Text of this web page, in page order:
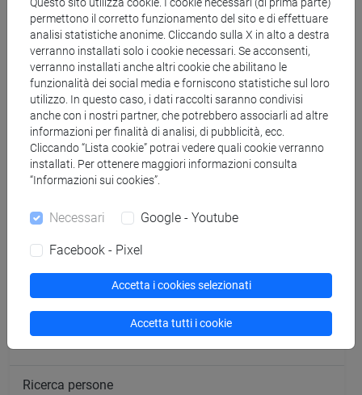
Copia questo URL per importare gli orari nel tuo Google
Calendar:
https://www.unive.it/data/ajax/Didattica/generaics?
cache=-1&afid=517867
Orario settimanale
Calendario lezioni
Ricerca persone
permettono il corretto funzionamento del sito e di effettuare
analisi statistiche anonime. Cliccando sulla X in alto a destra
verranno installati solo i cookie necessari. Se acconsenti,
verranno installati anche altri cookie che abilitano le
funzionalità dei social media e forniscono statistiche sul loro
utilizzo. In questo caso, i dati raccolti saranno condivisi
anche con i nostri partner, che potrebbero associarli ad altre
informazioni per finalità di analisi, di pubblicità, ecc.
Cliccando “Lista cookie” potrai vedere quali cookie verranno
installati. Per ottenere maggiori informazioni consulta
“Informazioni sui cookies”.
Necessari Google - Youtube
Facebook - Pixel
Accetta i cookies selezionati
Accetta tutti i cookie